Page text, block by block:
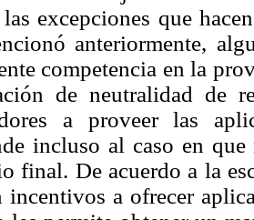
excepciones que
anteriormente,
competencia en la
de neutralidad de
a proveer las
incluso al caso en
final. De acuerdo a la
incentivos a ofrecer